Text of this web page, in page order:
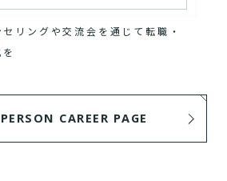
リングや交流会を通じて転職・
CAREER PAGE